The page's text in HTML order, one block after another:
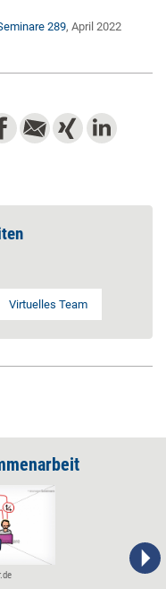
289, April 2022
Virtuelles Team